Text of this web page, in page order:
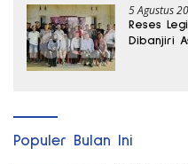
5 Agustus
Reses
Dibanjiri
Populer Bulan Ini